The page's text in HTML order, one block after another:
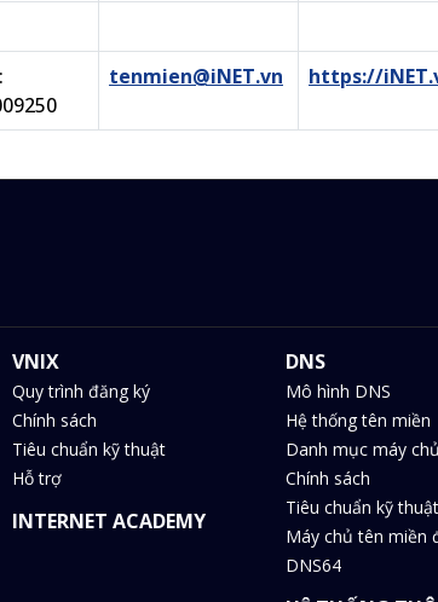
tenmien@iNET.vn https://
VNIX
Quy trình đăng ký
Chính sách
Tiêu chuẩn kỹ thuật
Hỗ trợ
INTERNET ACADEMY
DNS
Mô hình DNS
Hệ thống tên miền
Danh mục máy chủ
Chính sách
Tiêu chuẩn kỹ thuật
Máy chủ tên miền
DNS64